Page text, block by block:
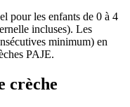
pour les enfants de 0 à 4
incluses). Les
minimum) en
PAJE.
crèche